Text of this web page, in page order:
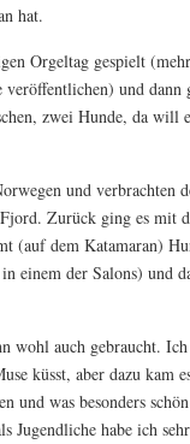
hat.
Orgeltag gespielt
und dann
zwei Hunde, da will
und verbrachten
Zurück ging es mit
(auf dem Katamaran)
einem der Salons) und
wohl auch gebraucht.
küsst, aber dazu kam
und was besonders
Jugendliche habe ich